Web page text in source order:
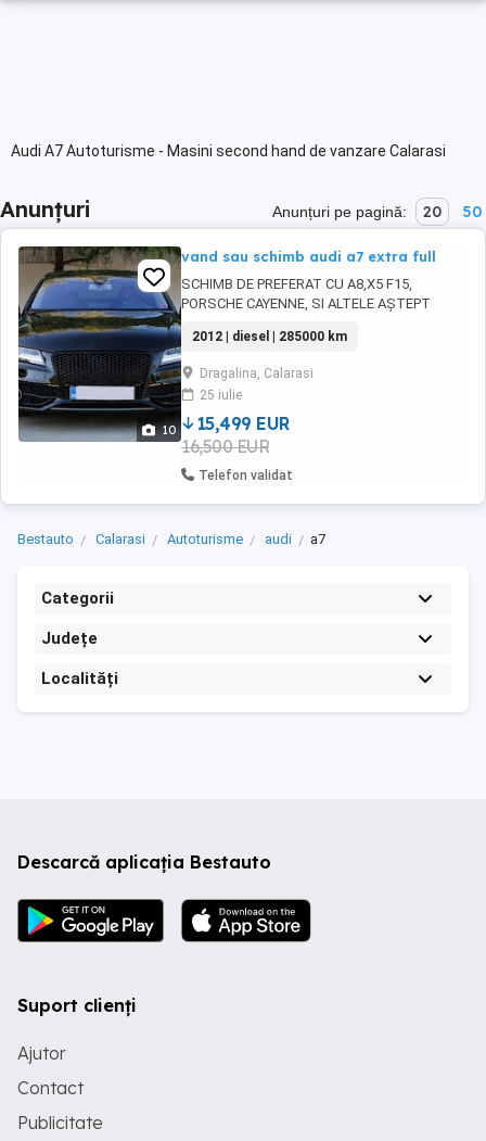
Audi A7 Autoturisme - Masini second hand de vanzare Calarasi
Anunțuri Anunțuri pe pagină: 20 50
10
vand sau schimb audi a7 extra full
SCHIMB DE PREFERAT CU A8,X5 F15,
PORSCHE CAYENNE, SI ALTELE AȘTEPT
fabricatie 2012 ^ Motorizare 3.0 TDi 245CP ^
Norma de poluare Euro 5 ^ 4 x 4 permanent
(Quattro) ^ Inmatriculat RO ^ 285.000 km # S-
LINE # Gama de dotari ce se remarca prin :
Head Up Display ...
2012 | diesel | 285000 km
Dragalina, Calarasi
25 iulie
15,499 EUR
16,500 EUR
Telefon validat
Bestauto Calarasi Autoturisme audi a7
Categorii
Județe
Localități
Descarcă aplicația Bestauto
Suport clienți
Ajutor
Contact
Publicitate